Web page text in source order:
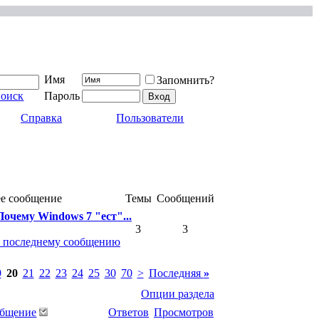
Имя
Запомнить?
Пароль
Справка
Пользователи
сообщение Темы Сообщений
Windows 7 "ест"...
3
3
20 21 22 23 24 25 30 70 > Последняя »
Опции раздела
Ответов Просмотров